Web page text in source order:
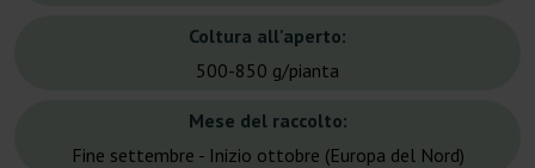
Coltura all'aperto:
500-850 g/pianta
Mese del raccolto:
Fine settembre - Inizio ottobre (Europa del Nord)